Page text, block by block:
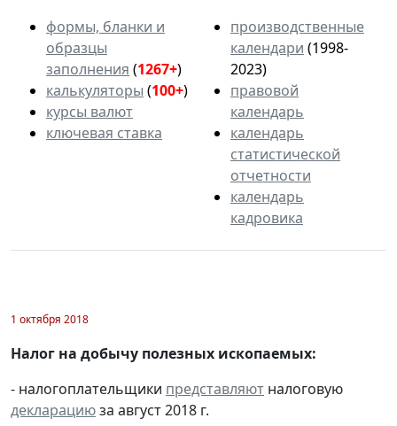
формы, бланки и
образцы
заполнения (1267+)
калькуляторы (100+)
курсы валют
ключевая ставка
производственные
календари (1998-
2023)
правовой
календарь
календарь
статистической
отчетности
календарь
кадровика
1 октября 2018
Налог на добычу полезных ископаемых:
- налогоплательщики представляют налоговую
декларациюза август 2018 г.